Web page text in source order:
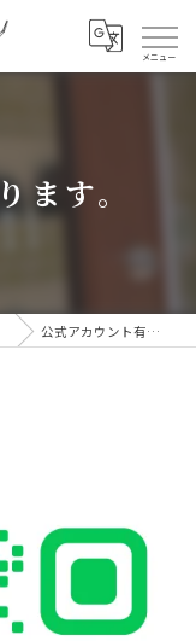
ます。
公式アカウント有ります。